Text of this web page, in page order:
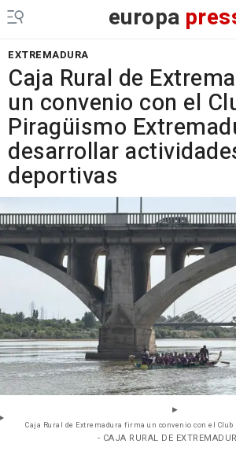
europa
EXTREMADURA
Caja Rural de
un convenio con el
Piragüismo
desarrollar
deportivas
Caja Rural de Extremadura firma un convenio con el
- CAJA RURAL DE